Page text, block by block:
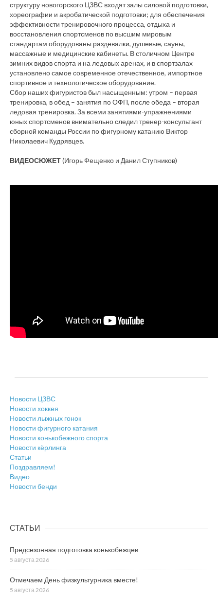
структуру новогорского ЦЗВС входят залы силовой подготовки,
хореографии и акробатической подготовки; для обеспечения
эффективности тренировочного процесса, отдыха и
восстановления спортсменов по высшим мировым
стандартам оборудованы раздевалки, душевые, сауны,
массажные и медицинские кабинеты. В столичном Центре
зимних видов спорта и на ледовых аренах, и в спортзалах
установлено самое современное отечественное, импортное
спортивное и технологическое оборудование.
Сбор наших фигуристов был насыщенным: утром – первая
тренировка, в обед – занятия по ОФП, после обеда – вторая
ледовая тренировка. За всеми занятиями-упражнениями
юных спортсменов внимательно следил тренер-консультант
сборной команды России по фигурному катанию Виктор
Николаевич Кудрявцев.
ВИДЕОСЮЖЕТ(Игорь Фещенко и Данил Ступников)
Новости ЦЗВС
Новости хоккея
Новости лыжных гонок
Новости фигурного катания
Новости конькобежного спорта
Новости кёрлинга
Статьи
Поздравляем!
Видео
Новости бенди
СТАТЬИ
Предсезонная подготовка конькобежцев
5 августа 2026
Отмечаем День физкультурника вместе!
5 августа 2026